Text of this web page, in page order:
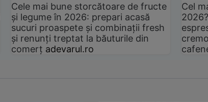
Cele mai bune storcătoare de fructe
și legume în 2026: prepari acasă
sucuri proaspete și combinații fresh
și renunți treptat la băuturile din
comerț adevarul.ro
Cel